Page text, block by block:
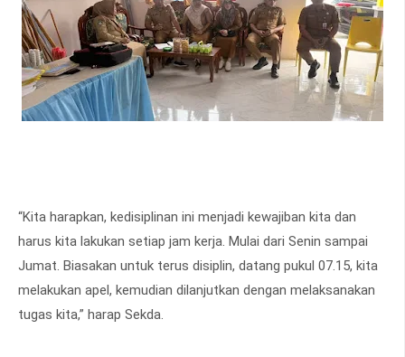
“Kita harapkan, kedisiplinan ini menjadi kewajiban kita dan
harus kita lakukan setiap jam kerja. Mulai dari Senin sampai
Jumat. Biasakan untuk terus disiplin, datang pukul 07.15, kita
melakukan apel, kemudian dilanjutkan dengan melaksanakan
tugas kita,” harap Sekda.